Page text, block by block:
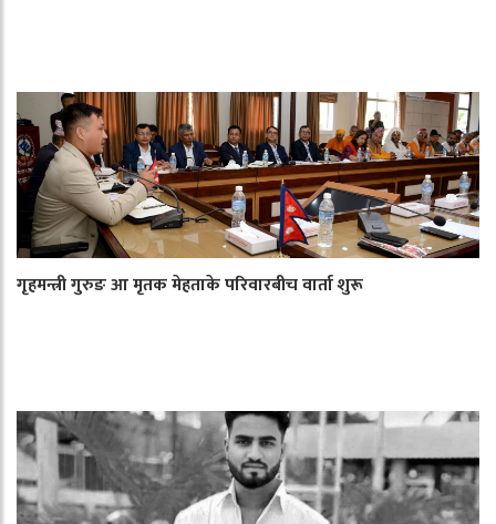
गृहमन्त्री गुरुङ आ मृतक मेहताके परिवारबीच वार्ता शुरू